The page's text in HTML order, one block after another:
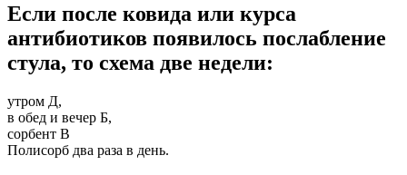
Если после ковида или курса
антибиотиков появилось послабление
стула, то схема две недели:
утром Д,
в обед и вечер Б,
сорбент В
Полисорб два раза в день.